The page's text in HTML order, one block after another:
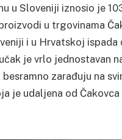
u Sloveniji iznosio je
u trgovinama
i u Hrvatskoj ispada
je vrlo jednostavan
zarađuju na
je udaljena od